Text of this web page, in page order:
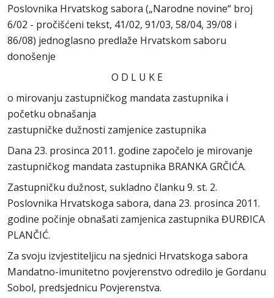
Poslovnika Hrvatskog sabora („Narodne novine“ broj
6/02 - pročišćeni tekst, 41/02, 91/03, 58/04, 39/08 i
86/08) jednoglasno predlaže Hrvatskom saboru
donošenje
O D L U K E
o mirovanju zastupničkog mandata zastupnika i
početku obnašanja
zastupničke dužnosti zamjenice zastupnika
Dana 23. prosinca 2011. godine započelo je mirovanje
zastupničkog mandata zastupnika BRANKA GRČIĆA.
Zastupničku dužnost, sukladno članku 9. st. 2.
Poslovnika Hrvatskoga sabora, dana 23. prosinca 2011.
godine počinje obnašati zamjenica zastupnika ĐURĐICA
PLANČIĆ.
Za svoju izvjestiteljicu na sjednici Hrvatskoga sabora
Mandatno-imunitetno povjerenstvo odredilo je Gordanu
Sobol, predsjednicu Povjerenstva.